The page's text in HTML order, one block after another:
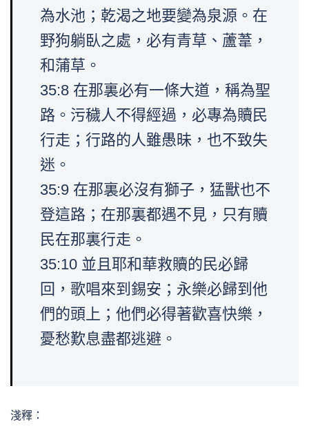
為水池；乾渴之地要變為泉源。在
野狗躺臥之處，必有青草、蘆葦，
和蒲草。
35:8 在那裏必有一條大道，稱為聖
路。污穢人不得經過，必專為贖民
行走；行路的人雖愚昧，也不致失
迷。
35:9 在那裏必沒有獅子，猛獸也不
登這路；在那裏都遇不見，只有贖
民在那裏行走。
35:10 並且耶和華救贖的民必歸
回，歌唱來到錫安；永樂必歸到他
們的頭上；他們必得著歡喜快樂，
憂愁歎息盡都逃避。
淺釋：